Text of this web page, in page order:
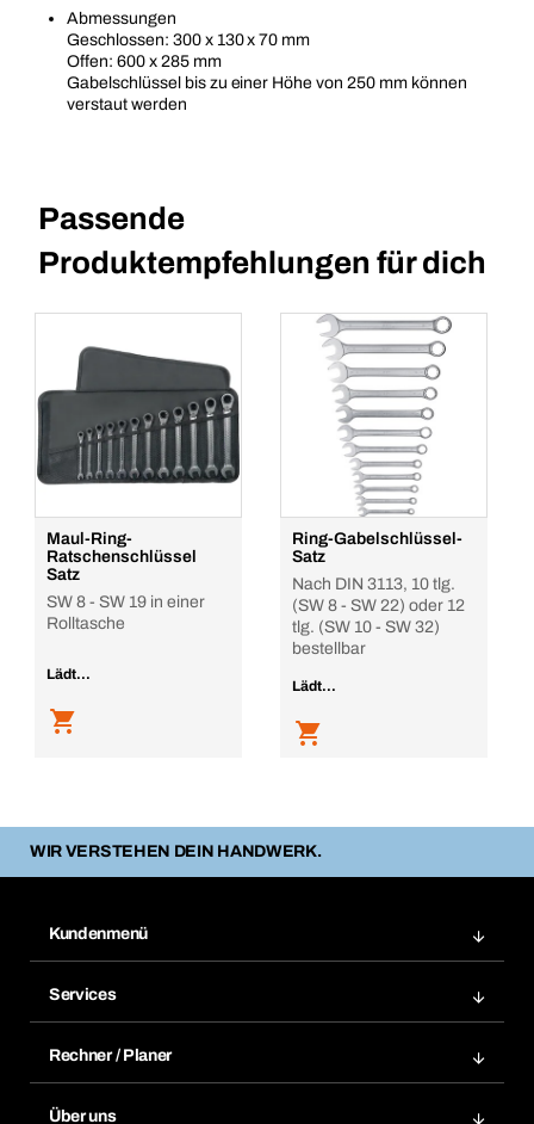
Abmessungen
Geschlossen: 300 x 130 x 70 mm
Offen: 600 x 285 mm
Gabelschlüssel bis zu einer Höhe von 250 mm können
verstaut werden
Passende
Produktempfehlungen für dich
Maul-Ring-
Ratschenschlüssel
Satz
SW 8 - SW 19 in einer
Rolltasche
Lädt...
Ring-Gabelschlüssel-
Satz
Nach DIN 3113, 10 tlg.
(SW 8 - SW 22) oder 12
tlg. (SW 10 - SW 32)
bestellbar
Lädt...
WIR VERSTEHEN DEIN HANDWERK.
Kundenmenü
Rechnungen
Daueraufträge
Services
Elektronischer Datenaustausch
Rechner / Planer
Über uns